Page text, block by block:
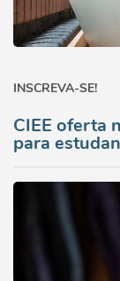
INSCREVA-SE!
CIEE oferta
para